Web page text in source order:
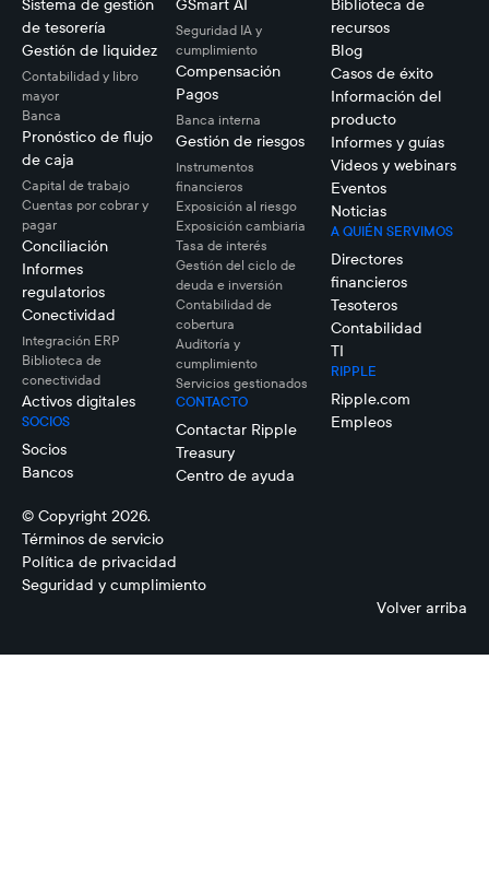
Sistema de gestión
de tesorería
Gestión de liquidez
Contabilidad y libro
mayor
Banca
Pronóstico de flujo
de caja
Capital de trabajo
Cuentas por cobrar y
pagar
Conciliación
Informes
regulatorios
Conectividad
Integración ERP
Biblioteca de
conectividad
Activos digitales
SOCIOS
Socios
Bancos
GSmart AI
Seguridad IA y
cumplimiento
Compensación
Pagos
Banca interna
Gestión de riesgos
Instrumentos
financieros
Exposición al riesgo
Exposición cambiaria
Tasa de interés
Gestión del ciclo de
deuda e inversión
Contabilidad de
cobertura
Auditoría y
cumplimiento
Servicios gestionados
CONTACTO
Contactar Ripple
Treasury
Centro de ayuda
Biblioteca de
recursos
Blog
Casos de éxito
Información del
producto
Informes y guías
Videos y webinars
Eventos
Noticias
A QUIÉN SERVIMOS
Directores
financieros
Tesoteros
Contabilidad
TI
RIPPLE
Ripple.com
Empleos
© Copyright 2026.
Términos de servicio
Política de privacidad
Seguridad y cumplimiento
Volver arriba